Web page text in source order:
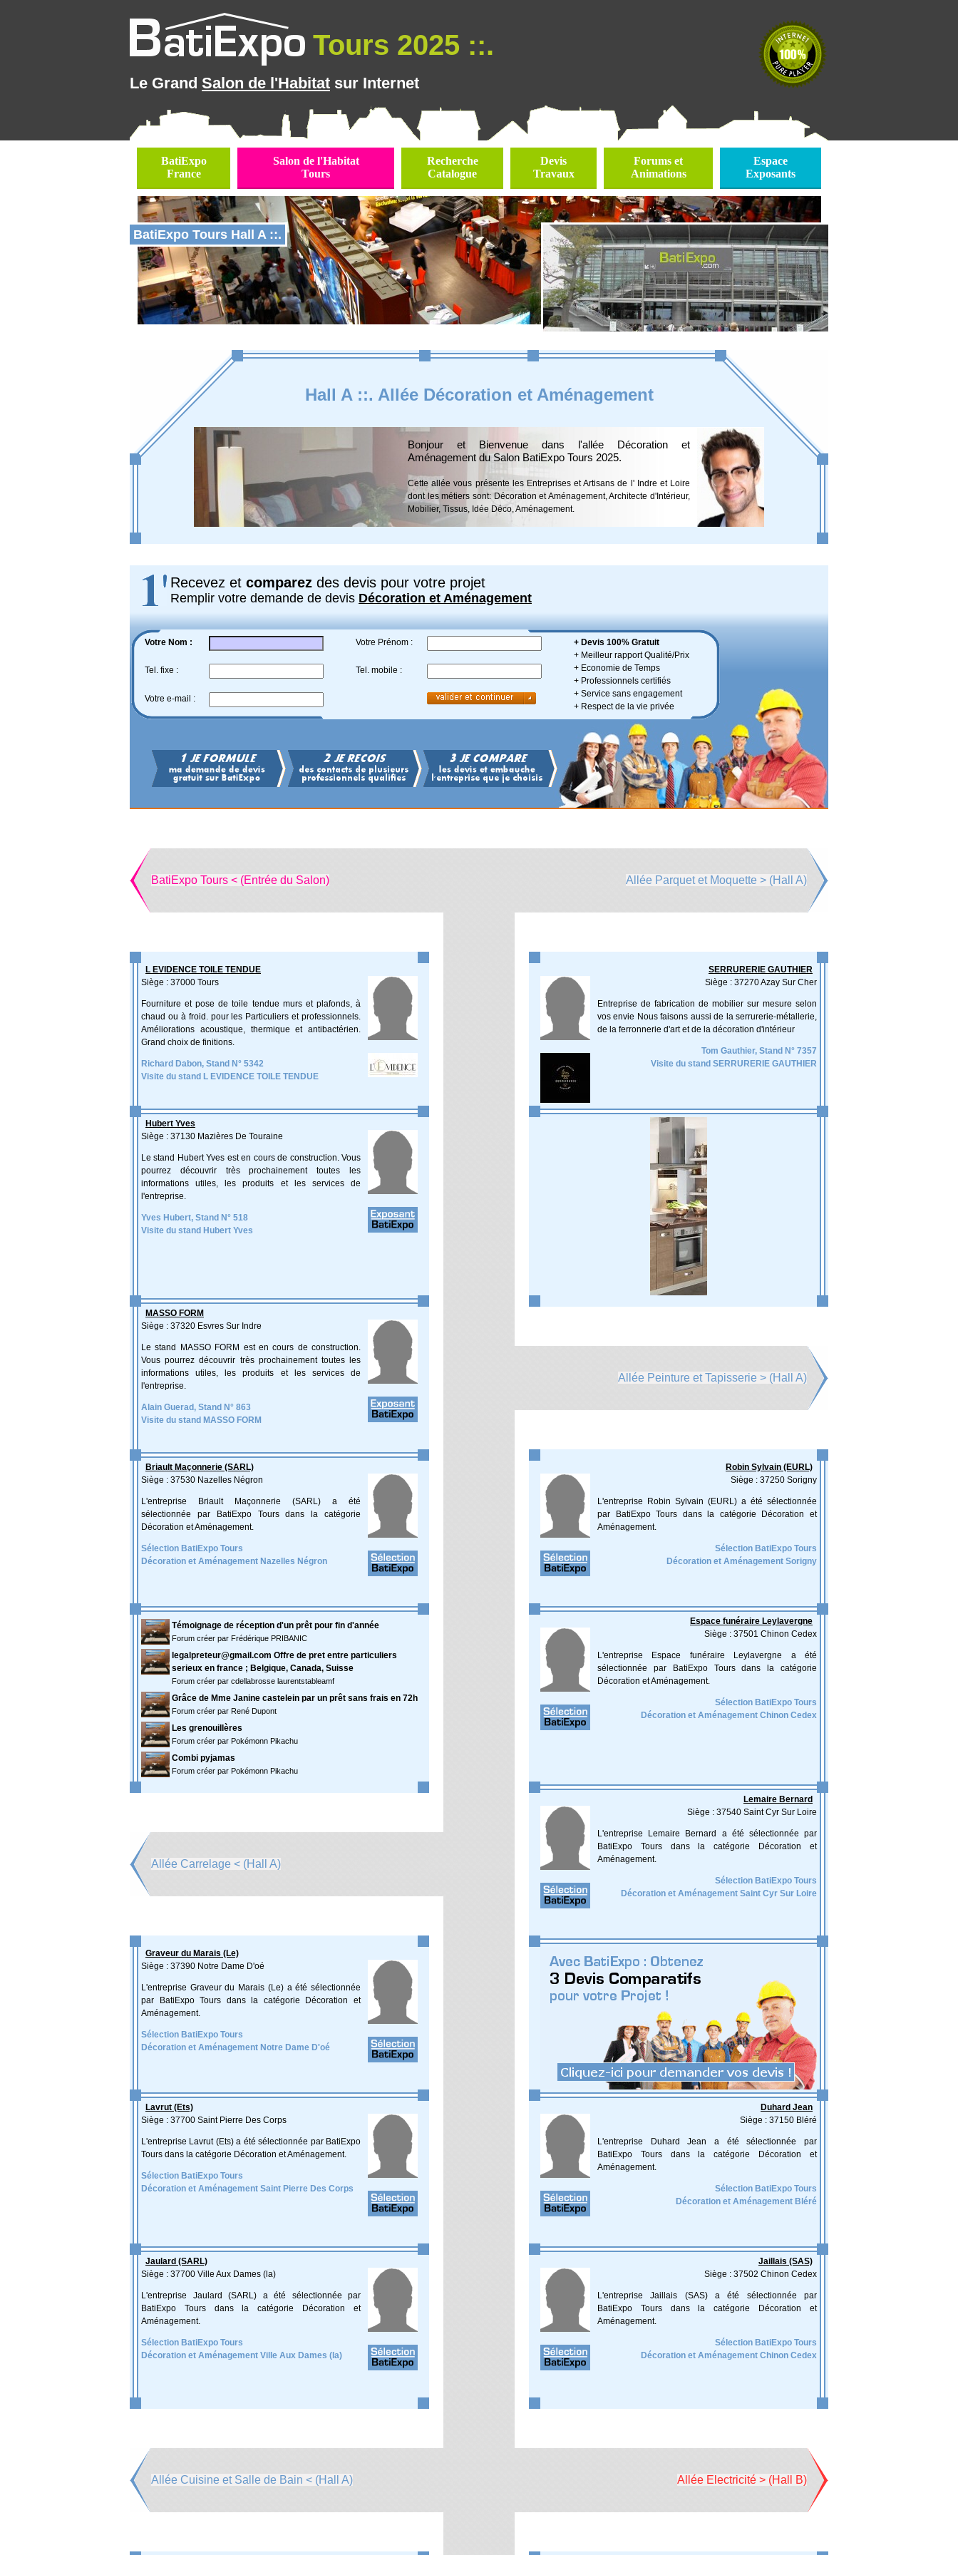
Tours 2025 ::.
Le Grand Salon de l'Habitat sur Internet
BatiExpo
France
Salon de l'Habitat
Tours
Recherche
Catalogue
Devis
Travaux
Forums et
Animations
Espace
Exposants
BatiExpo Tours Hall A ::.
Hall A ::. Allée Décoration et Aménagement
Bonjour et Bienvenue dans l'allée Décoration et
Aménagement du Salon BatiExpo Tours 2025.
Cette allée vous présente les Entreprises et Artisans de l' Indre et Loire
dont les métiers sont: Décoration et Aménagement, Architecte d'Intérieur,
Mobilier, Tissus, Idée Déco, Aménagement.
Recevez et comparez des devis pour votre projet
Remplir votre demande de devis Décoration et Aménagement
Votre Nom : Votre Prénom :
+ Devis 100% Gratuit
+ Meilleur rapport Qualité/Prix
+ Economie de Temps
+ Professionnels certifiés
+ Service sans engagement
+ Respect de la vie privée
Tel. fixe : Tel. mobile :
Votre e-mail :
BatiExpo Tours < (Entrée du Salon) Allée Parquet et Moquette > (Hall A)
L EVIDENCE TOILE TENDUE
Siège : 37000 Tours
Fourniture et pose de toile tendue murs et plafonds, à
chaud ou à froid. pour les Particuliers et professionnels.
Améliorations acoustique, thermique et antibactérien.
Grand choix de finitions.
Richard Dabon, Stand N° 5342
Visite du stand L EVIDENCE TOILE TENDUE
SERRURERIE GAUTHIER
Siège : 37270 Azay Sur Cher
Entreprise de fabrication de mobilier sur mesure selon
vos envie Nous faisons aussi de la serrurerie-métallerie,
de la ferronnerie d'art et de la décoration d'intérieur
Tom Gauthier, Stand N° 7357
Visite du stand SERRURERIE GAUTHIER
Hubert Yves
Siège : 37130 Mazières De Touraine
Le stand Hubert Yves est en cours de construction. Vous
pourrez découvrir très prochainement toutes les
informations utiles, les produits et les services de
l'entreprise.
Yves Hubert, Stand N° 518
Visite du stand Hubert Yves
MASSO FORM
Siège : 37320 Esvres Sur Indre
Le stand MASSO FORM est en cours de construction.
Vous pourrez découvrir très prochainement toutes les
informations utiles, les produits et les services de
l'entreprise.
Alain Guerad, Stand N° 863
Visite du stand MASSO FORM
Allée Peinture et Tapisserie > (Hall A)
Briault Maçonnerie (SARL)
Siège : 37530 Nazelles Négron
L'entreprise Briault Maçonnerie (SARL) a été
sélectionnée par BatiExpo Tours dans la catégorie
Décoration et Aménagement.
Sélection BatiExpo Tours
Décoration et Aménagement Nazelles Négron
Robin Sylvain (EURL)
Siège : 37250 Sorigny
L'entreprise Robin Sylvain (EURL) a été sélectionnée
par BatiExpo Tours dans la catégorie Décoration et
Aménagement.
Sélection BatiExpo Tours
Décoration et Aménagement Sorigny
Témoignage de réception d'un prêt pour fin d'année
Forum créer par Frédérique PRIBANIC
legalpreteur@gmail.com Offre de pret entre particuliers
serieux en france ; Belgique, Canada, Suisse
Forum créer par cdellabrosse laurentstableamf
Grâce de Mme Janine castelein par un prêt sans frais en 72h
Forum créer par René Dupont
Les grenouillères
Forum créer par Pokémonn Pikachu
Combi pyjamas
Forum créer par Pokémonn Pikachu
Espace funéraire Leylavergne
Siège : 37501 Chinon Cedex
L'entreprise Espace funéraire Leylavergne a été
sélectionnée par BatiExpo Tours dans la catégorie
Décoration et Aménagement.
Sélection BatiExpo Tours
Décoration et Aménagement Chinon Cedex
Allée Carrelage < (Hall A)
Lemaire Bernard
Siège : 37540 Saint Cyr Sur Loire
L'entreprise Lemaire Bernard a été sélectionnée par
BatiExpo Tours dans la catégorie Décoration et
Aménagement.
Sélection BatiExpo Tours
Décoration et Aménagement Saint Cyr Sur Loire
Graveur du Marais (Le)
Siège : 37390 Notre Dame D'oé
L'entreprise Graveur du Marais (Le) a été sélectionnée
par BatiExpo Tours dans la catégorie Décoration et
Aménagement.
Sélection BatiExpo Tours
Décoration et Aménagement Notre Dame D'oé
Lavrut (Ets)
Siège : 37700 Saint Pierre Des Corps
L'entreprise Lavrut (Ets) a été sélectionnée par BatiExpo
Tours dans la catégorie Décoration et Aménagement.
Sélection BatiExpo Tours
Décoration et Aménagement Saint Pierre Des Corps
Duhard Jean
Siège : 37150 Bléré
L'entreprise Duhard Jean a été sélectionnée par
BatiExpo Tours dans la catégorie Décoration et
Aménagement.
Sélection BatiExpo Tours
Décoration et Aménagement Bléré
Jaulard (SARL)
Siège : 37700 Ville Aux Dames (la)
L'entreprise Jaulard (SARL) a été sélectionnée par
BatiExpo Tours dans la catégorie Décoration et
Aménagement.
Sélection BatiExpo Tours
Décoration et Aménagement Ville Aux Dames (la)
Jaillais (SAS)
Siège : 37502 Chinon Cedex
L'entreprise Jaillais (SAS) a été sélectionnée par
BatiExpo Tours dans la catégorie Décoration et
Aménagement.
Sélection BatiExpo Tours
Décoration et Aménagement Chinon Cedex
Allée Cuisine et Salle de Bain < (Hall A) Allée Electricité > (Hall B)